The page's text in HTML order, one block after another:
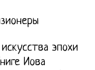
эпохи
Иова